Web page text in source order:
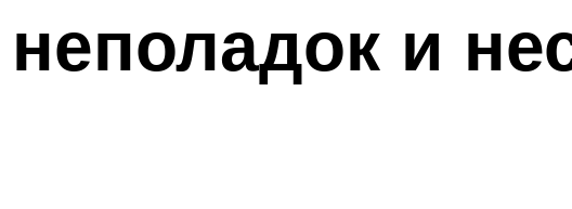
и